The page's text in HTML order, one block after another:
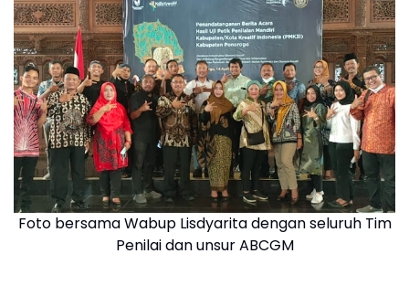
Foto bersama Wabup Lisdyarita dengan seluruh Tim
Penilai dan unsur ABCGM